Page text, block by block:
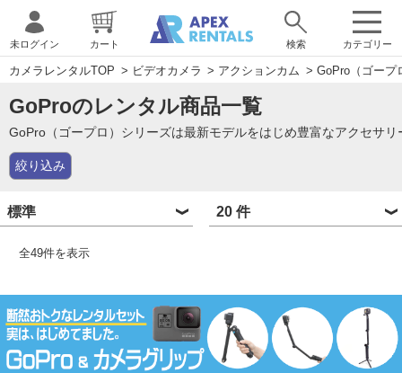
カテゴリー
未ログイン カート 検索
カメラレンタルTOP > ビデオカメラ > アクションカム > GoPro（ゴープ
GoProのレンタル商品一覧
GoPro（ゴープロ）シリーズは最新モデルをはじめ豊富なアクセサ
絞り込み
全49件を表示